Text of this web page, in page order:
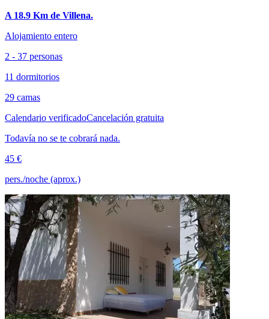
A 18.9 Km de Villena.
Alojamiento entero
2 - 37 personas
11 dormitorios
29 camas
Calendario verificadoCancelación gratuita
Todavía no se te cobrará nada.
45 €
pers./noche (aprox.)